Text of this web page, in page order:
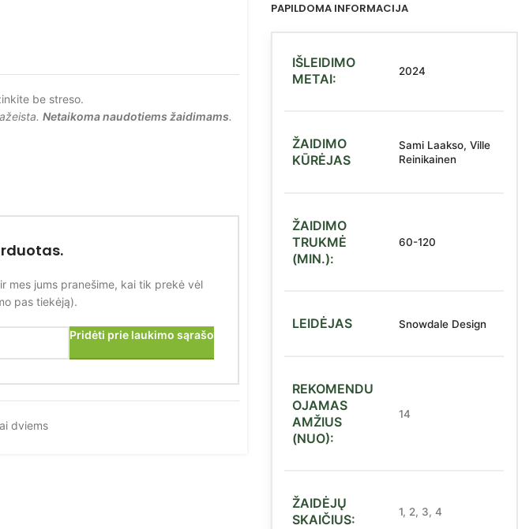
be streso.
Netaikoma naudotiems žaidimams.
mes jums pranešime, kai tik prekė vėl
pas tiekėją).
Pridėti prie laukimo sąrašo
dviems
PAPILDOMA INFORMACIJA
IŠLEIDIMO
METAI:
2024
ŽAIDIMO
KŪRĖJAS
Sami Laakso, Ville
Reinikainen
ŽAIDIMO
TRUKMĖ
(MIN.):
60-120
LEIDĖJAS Snowdale Design
REKOMENDU
OJAMAS
AMŽIUS
(NUO):
14
ŽAIDĖJŲ
SKAIČIUS:
1, 2, 3,4